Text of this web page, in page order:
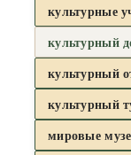
культурные
культурный
культурный
культурный
мировые